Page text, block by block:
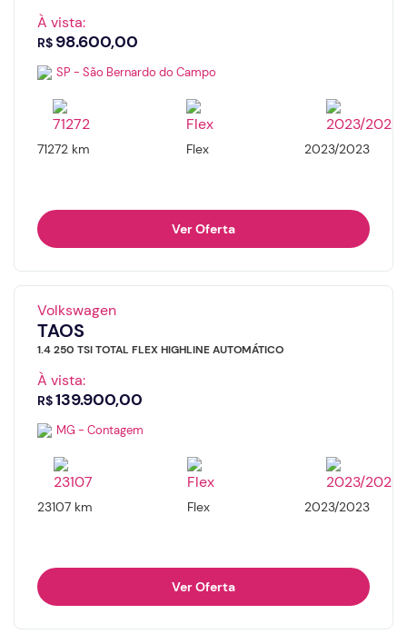
À vista:
R$ 98.600,00
SP - São Bernardo do Campo
71272 km Flex 2023/2023
Ver Oferta
Volkswagen
TAOS
1.4 250 TSI TOTAL FLEX HIGHLINE AUTOMÁTICO
À vista:
R$139.900,00
MG - Contagem
23107 km Flex 2023/2023
Ver Oferta